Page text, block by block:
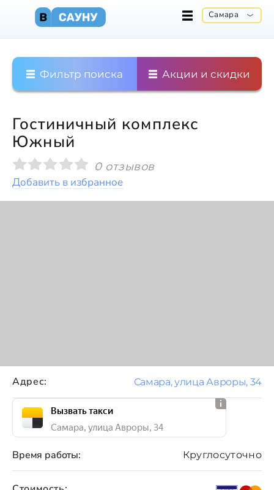
Самара
Фильтр поиска Акции и скидки
Гостиничный комплекс
Южный
0 отзывов
Добавить в избранное
Время работы: Круглосуточно
Адрес: Самара, улица Авроры, 34
Вызвать такси
Самара, улица Авроры, 34